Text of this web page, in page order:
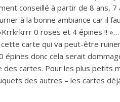
conseillé à partir de 8 ans,
à la bonne ambiance car il
0 roses et 4 épines !! »…
carte qui va peut-être
donc cela serait
cartes. Pour les plus
des autres – les cartes